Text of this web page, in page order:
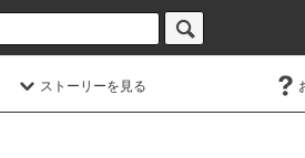
ストーリーを見る